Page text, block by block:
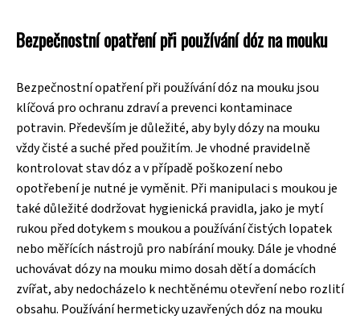
Bezpečnostní opatření při používání dóz na mouku
Bezpečnostní opatření při používání dóz na mouku jsou
klíčová pro ochranu zdraví a prevenci kontaminace
potravin. Především je důležité, aby byly dózy na mouku
vždy čisté a suché před použitím. Je vhodné pravidelně
kontrolovat stav dóz a v případě poškození nebo
opotřebení je nutné je vyměnit. Při manipulaci s moukou je
také důležité dodržovat hygienická pravidla, jako je mytí
rukou před dotykem s moukou a používání čistých lopatek
nebo měřících nástrojů pro nabírání mouky. Dále je vhodné
uchovávat dózy na mouku mimo dosah dětí a domácích
zvířat, aby nedocházelo k nechtěnému otevření nebo rozlití
obsahu. Používání hermeticky uzavřených dóz na mouku